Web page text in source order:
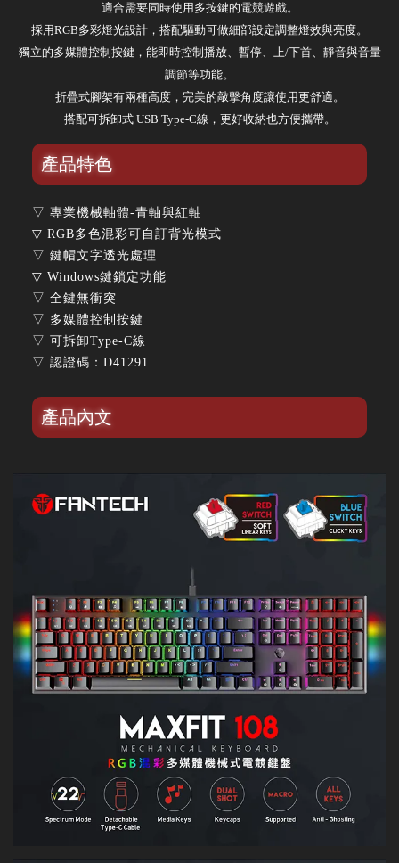
適合需要同時使用多按鍵的電競遊戲。
採用RGB多彩燈光設計，搭配驅動可做細部設定調整燈效與亮度。
獨立的多媒體控制按鍵，能即時控制播放、暫停、上/下首、靜音與音量
調節等功能。
折疊式腳架有兩種高度，完美的敲擊角度讓使用更舒適。
搭配可拆卸式 USB Type-C線，更好收納也方便攜帶。
產品特色
▽ 專業機械軸體-青軸與紅軸
▽ RGB多色混彩可自訂背光模式
▽ 鍵帽文字透光處理
▽ Windows鍵鎖定功能
▽ 全鍵無衝突
▽ 多媒體控制按鍵
▽ 可拆卸Type-C線
▽ 認證碼：D41291
產品內文